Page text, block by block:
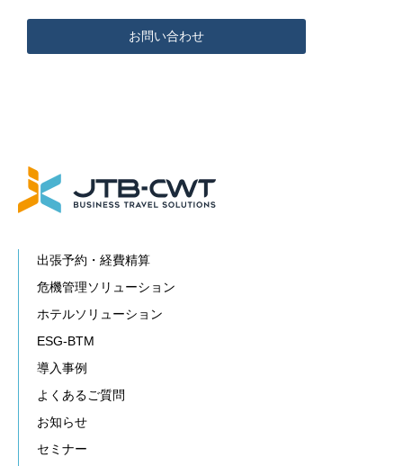
お問い合わせ
出張予約・経費精算
危機管理ソリューション
ホテルソリューション
ESG-BTM
導入事例
よくあるご質問
お知らせ
セミナー